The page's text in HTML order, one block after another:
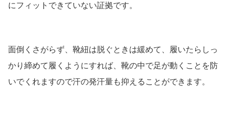
にフィットできていない証拠です。
面倒くさがらず、靴紐は脱ぐときは緩めて、履いたらしっ
かり締めて履くようにすれば、靴の中で足が動くことを防
いでくれますので汗の発汗量も抑えることができます。